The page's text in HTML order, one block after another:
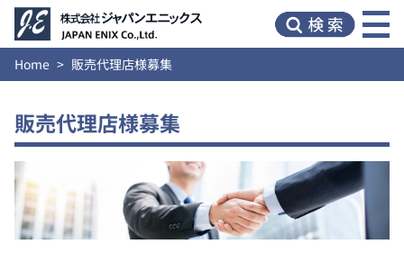
Home 販売代理店様募集
販売代理店様募集